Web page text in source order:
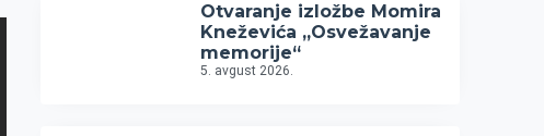
Otvaranje izložbe Momira
Kneževića „Osvežavanje
memorije“
5. avgust 2026.